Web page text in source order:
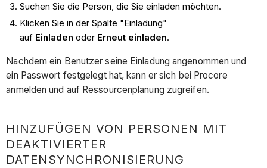
Suchen Sie die Person, die Sie einladen möchten.
Klicken Sie in der Spalte "Einladung"
auf Einladen oder Erneut einladen.
Nachdem ein Benutzer seine Einladung angenommen und
ein Passwort festgelegt hat, kann er sich bei Procore
anmelden und auf Ressourcenplanung zugreifen.
HINZUFÜGEN VON PERSONEN MIT
DEAKTIVIERTER
DATENSYNCHRONISIERUNG